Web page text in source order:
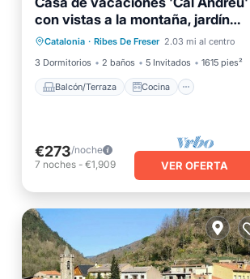
con vistas a la montaña, jardín
privado y Wi-Fi
Catalonia · Ribes De Freser 2.03 mi al centro
3 Dormitorios
2 baños 5 Invitados 1615 pies²
Balcón/Terraza Cocina
Balcón/Terraza
Cocina
Internet
Se admiten mascotas
€273/noche
7 noches - €1,909 VER OFERTA